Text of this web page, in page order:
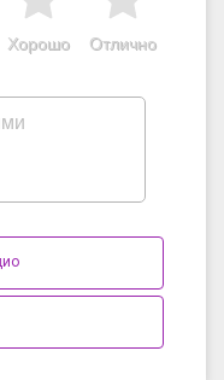
Отлично
Хорошо